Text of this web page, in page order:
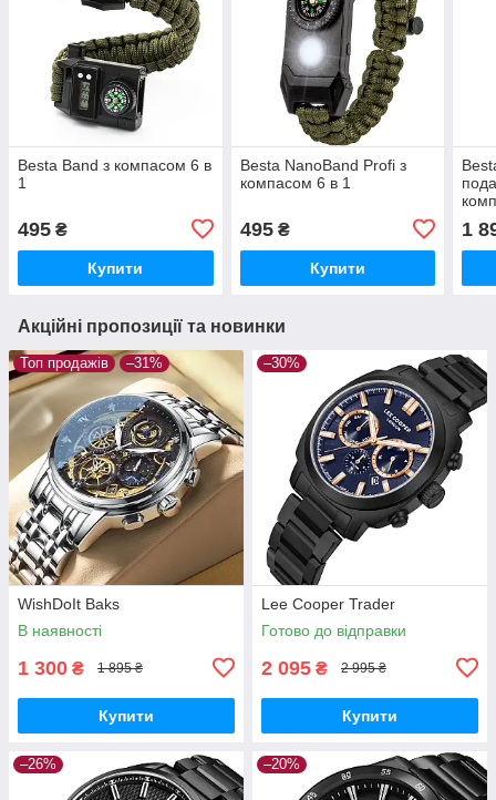
Besta Band з компасом 6 в
1
495 ₴
Купити
Besta NanoBand Profi з
компасом 6 в 1
495₴
Купити
1
Акційні пропозиції та новинки
Топ продажів –31%
WishDoIt Baks
В наявності
1 300 ₴ 1 895 ₴
Купити
–30%
Lee Cooper Trader
Готово до відправки
2 095 ₴ 2 995 ₴
Купити
–26% –20%